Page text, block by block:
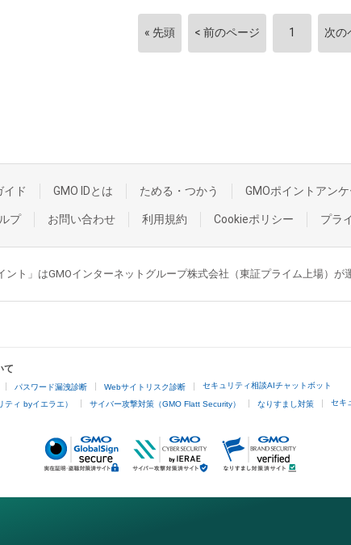
« 先頭 < 前のページ 1 次の
イド GMO IDとは ためる・つかう GMOポイントアンケ
プ お問い合わせ 利用規約 Cookieポリシー プラ
ント」はGMOインターネットグループ株式会社（東証プライム上場）が
て
パスワード漏洩診断 Webサイトリスク診断 セキュリティ相談AIチャットボット
ィ byイエラエ） サイバー攻撃対策（GMO Flatt Security） なりすまし対策 セキ